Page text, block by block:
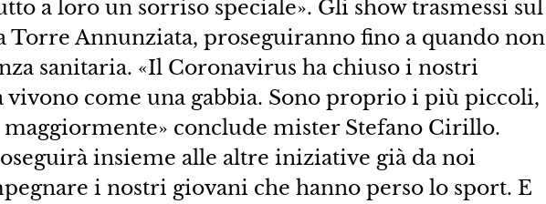
a loro un sorriso speciale». Gli show trasmessi sul
Torre Annunziata, proseguiranno fino a quando non
sanitaria. «Il Coronavirus ha chiuso i nostri
vivono come una gabbia. Sono proprio i più piccoli,
maggiormente» conclude mister Stefano Cirillo.
insieme alle altre iniziative già da noi
i nostri giovani che hanno perso lo sport. E